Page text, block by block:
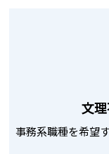
文
事務系職種を希望